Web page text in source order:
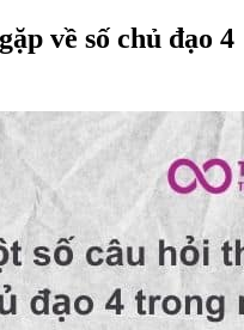
về số chủ đạo 4